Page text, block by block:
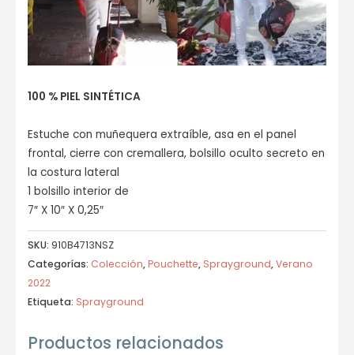
100 % PIEL SINTÉTICA
Estuche con muñequera extraíble, asa en el panel
frontal, cierre con cremallera, bolsillo oculto secreto en
la costura lateral
1 bolsillo interior de
7″ X 10″ X 0,25″
SKU: 910B4713NSZ
Categorías: Colección,Pouchette, Sprayground,Verano
2022
Etiqueta: Sprayground
Productos relacionados